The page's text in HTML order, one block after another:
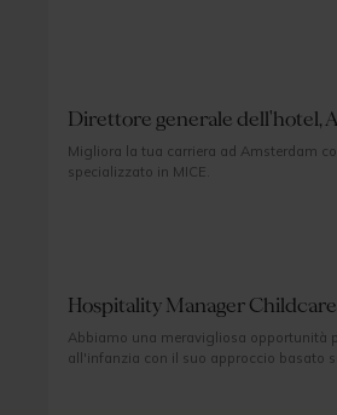
Direttore generale dell'hotel,
Migliora la tua carriera ad Amsterdam
specializzato in MICE.
Hospitality Manager
Abbiamo una meravigliosa opportunità
all'infanzia con il suo approccio basato